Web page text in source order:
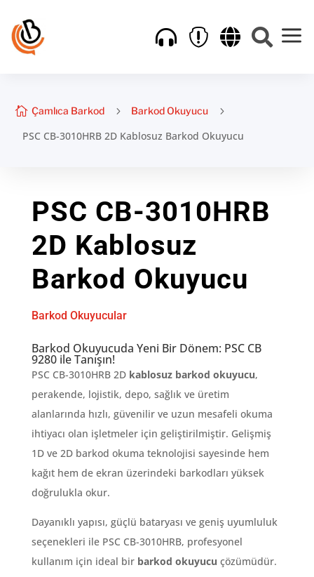
    a
 Çamlıca Barkod 5 Barkod Okuyucu 5
PSC CB-3010HRB 2D Kablosuz Barkod Okuyucu
PSC CB-3010HRB
2D Kablosuz
Barkod Okuyucu
Barkod Okuyucular
Barkod Okuyucuda Yeni Bir Dönem: PSC CB
9280 ile Tanışın!
PSC CB-3010HRB 2D kablosuz barkod okuyucu,
perakende, lojistik, depo, sağlık ve üretim
alanlarında hızlı, güvenilir ve uzun mesafeli okuma
ihtiyacı olan işletmeler için geliştirilmiştir. Gelişmiş
1D ve 2D barkod okuma teknolojisi sayesinde hem
kağıt hem de ekran üzerindeki barkodları yüksek
doğrulukla okur.
Dayanıklı yapısı, güçlü bataryası ve geniş uyumluluk
seçenekleri ile PSC CB-3010HRB, profesyonel
kullanım için ideal bir barkod okuyucu çözümüdür.